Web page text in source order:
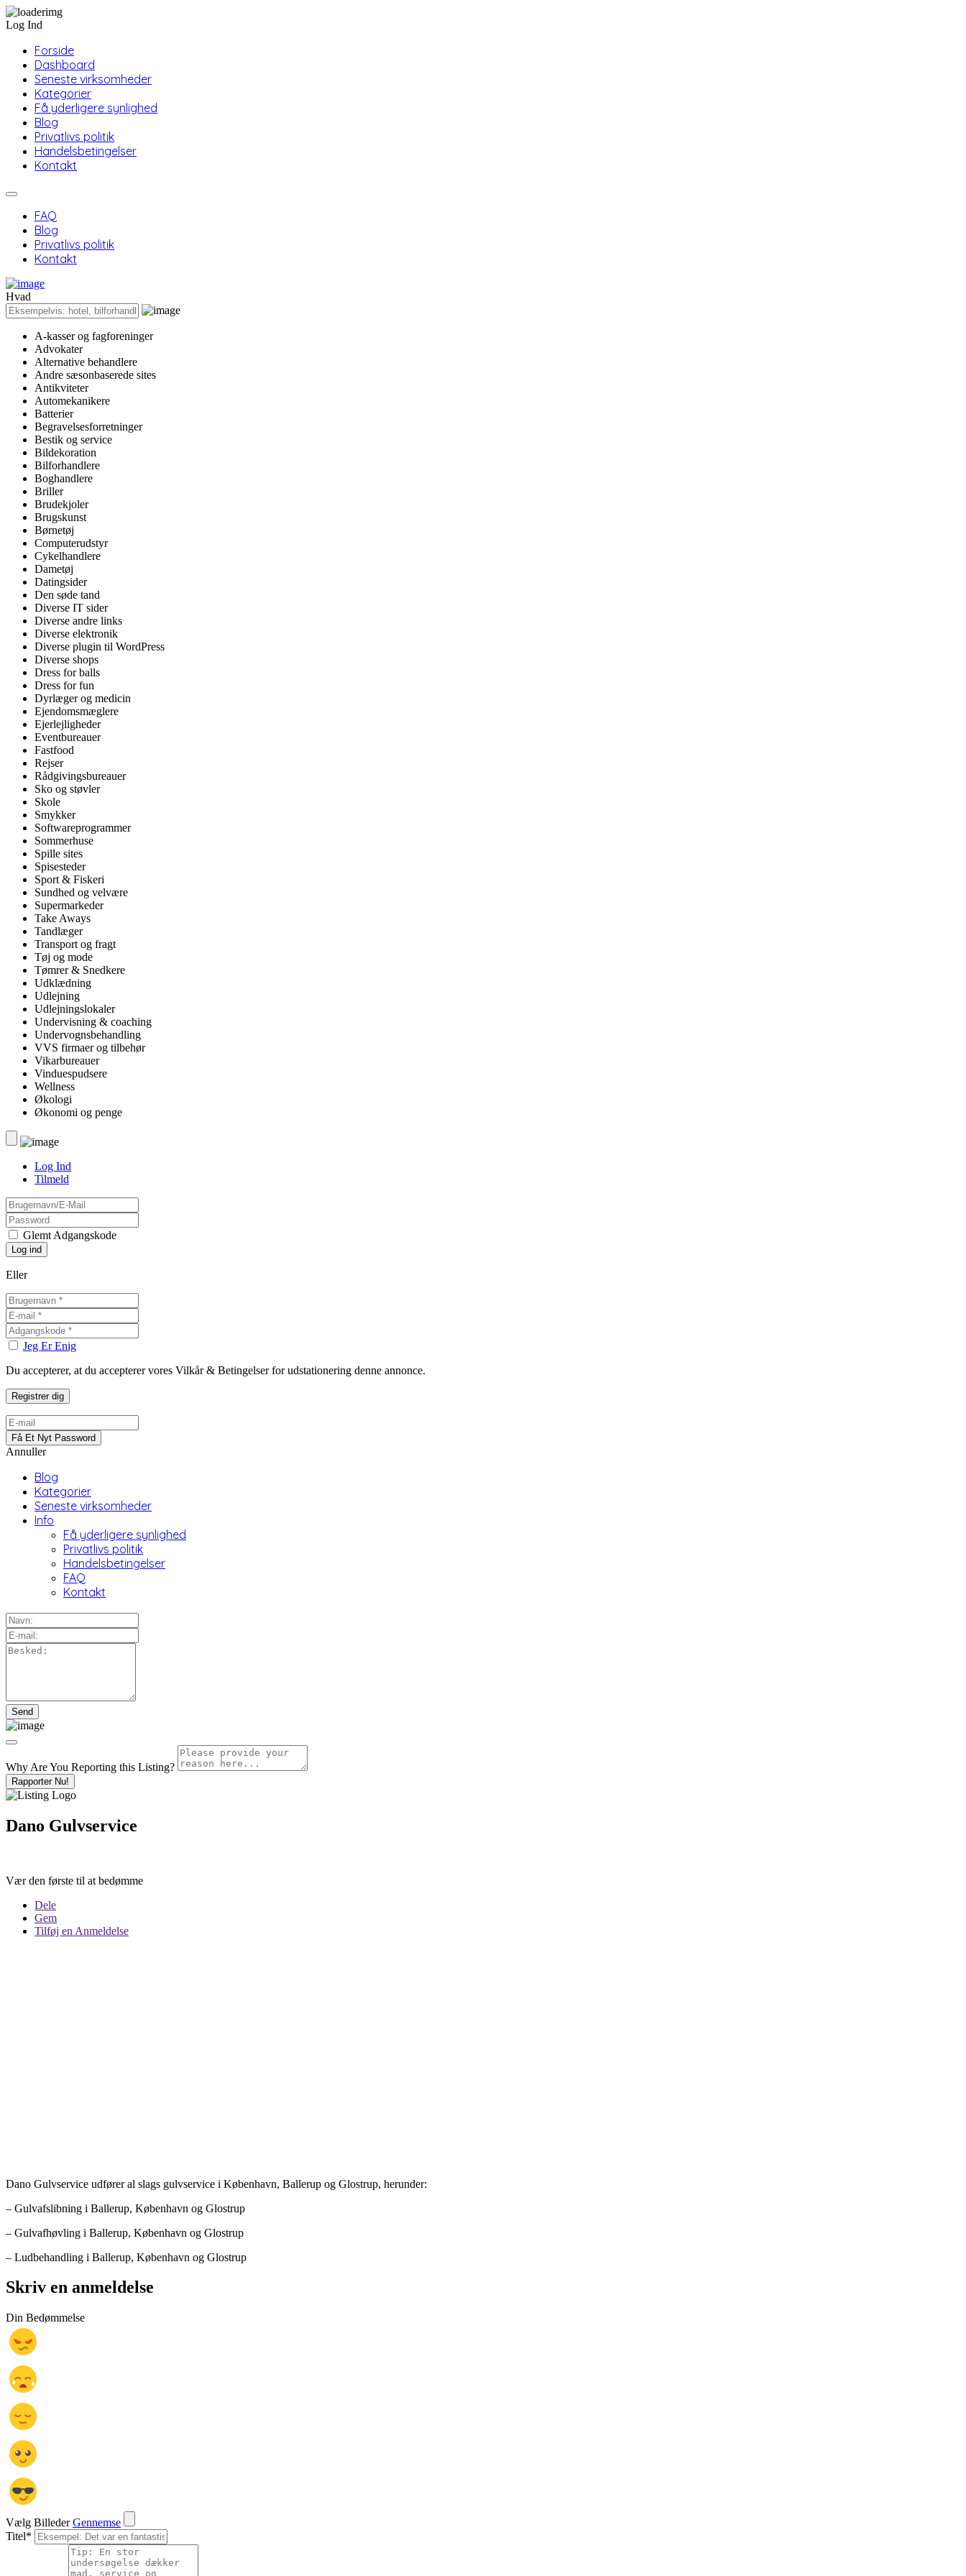
Log Ind
Forside
Dashboard
Seneste virksomheder
Kategorier
Få yderligere synlighed
Blog
Privatlivs politik
Handelsbetingelser
Kontakt
FAQ
Blog
Privatlivs politik
Kontakt
Hvad
A-kasser og fagforeninger
Advokater
Alternative behandlere
Andre sæsonbaserede sites
Antikviteter
Automekanikere
Batterier
Begravelsesforretninger
Bestik og service
Bildekoration
Bilforhandlere
Boghandlere
Briller
Brudekjoler
Brugskunst
Børnetøj
Computerudstyr
Cykelhandlere
Dametøj
Datingsider
Den søde tand
Diverse IT sider
Diverse andre links
Diverse elektronik
Diverse plugin til WordPress
Diverse shops
Dress for balls
Dress for fun
Dyrlæger og medicin
Ejendomsmæglere
Ejerlejligheder
Eventbureauer
Fastfood
Rejser
Rådgivingsbureauer
Sko og støvler
Skole
Smykker
Softwareprogrammer
Sommerhuse
Spille sites
Spisesteder
Sport & Fiskeri
Sundhed og velvære
Supermarkeder
Take Aways
Tandlæger
Transport og fragt
Tøj og mode
Tømrer & Snedkere
Udklædning
Udlejning
Udlejningslokaler
Undervisning & coaching
Undervognsbehandling
VVS firmaer og tilbehør
Vikarbureauer
Vinduespudsere
Wellness
Økologi
Økonomi og penge
Log Ind
Tilmeld
Glemt Adgangskode
Eller
Jeg Er Enig
Du accepterer, at du accepterer vores Vilkår & Betingelser for udstationering denne annonce.
Annuller
Blog
Kategorier
Seneste virksomheder
Info
Få yderligere synlighed
Privatlivs politik
Handelsbetingelser
FAQ
Kontakt
Why Are You Reporting this Listing?
Rapporter Nu!
Dano Gulvservice
Vær den første til at bedømme
Dele
Gem
Tilføj en Anmeldelse
Dano Gulvservice udfører al slags gulvservice i København, Ballerup og Glostrup, herunder:
– Gulvafslibning i Ballerup, København og Glostrup
– Gulvafhøvling i Ballerup, København og Glostrup
– Ludbehandling i Ballerup, København og Glostrup
Skriv en anmeldelse
Din Bedømmelse
Vælg Billeder Gennemse
Titel*